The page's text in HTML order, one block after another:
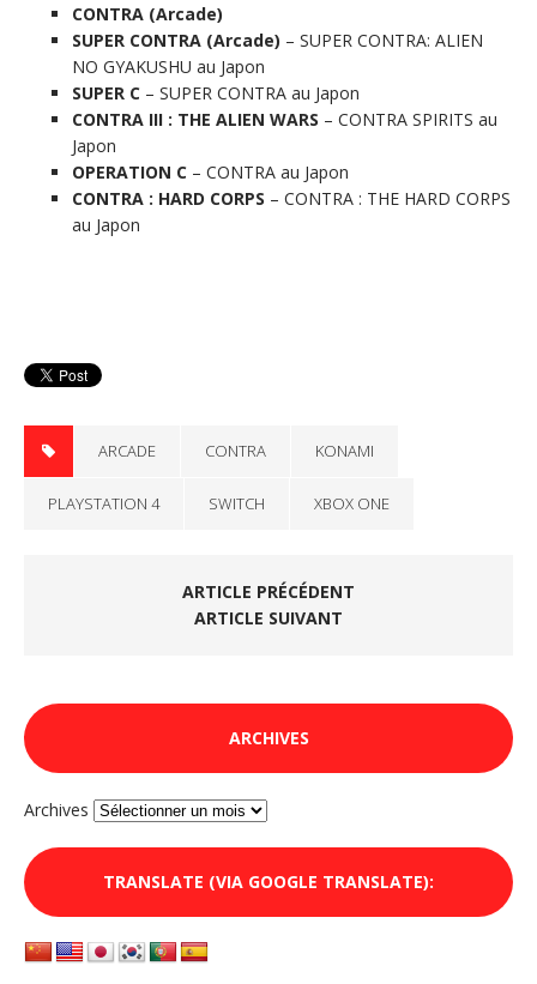
CONTRA (Arcade)
SUPER CONTRA (Arcade) – SUPER CONTRA: ALIEN
NO GYAKUSHU au Japon
SUPER C – SUPER CONTRA au Japon
CONTRA III : THE ALIEN WARS – CONTRA SPIRITS au
Japon
OPERATION C – CONTRA au Japon
CONTRA : HARD CORPS – CONTRA : THE HARD CORPS
au Japon
ARCADE CONTRA KONAMI
PLAYSTATION 4 SWITCH XBOX ONE
ARTICLE PRÉCÉDENT
ARTICLE SUIVANT
ARCHIVES
Archives
TRANSLATE (VIA GOOGLE TRANSLATE):